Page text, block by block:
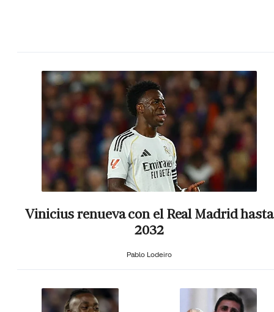
Vinicius renueva con el Real Madrid hasta
2032
Pablo Lodeiro